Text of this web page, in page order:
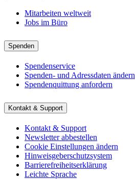
Mitarbeiten weltweit
Jobs im Büro
Spenden
Spendenservice
Spenden- und Adressdaten ändern
Spendenquittung anfordern
Kontakt & Support
Kontakt & Support
Newsletter abbestellen
Cookie Einstellungen ändern
Hinweisgeberschutzsystem
Barrierefreiheitserklärung
Leichte Sprache